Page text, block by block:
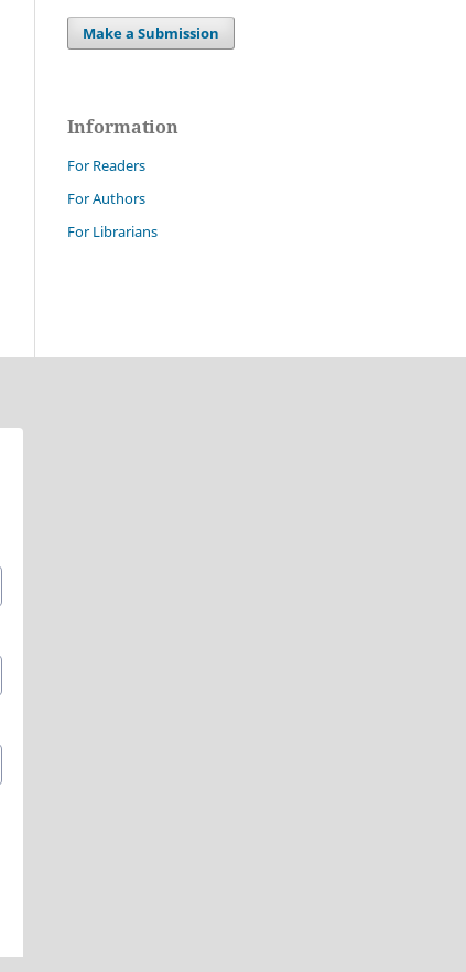
Make a Submission
Information
For Readers
For Authors
For Librarians